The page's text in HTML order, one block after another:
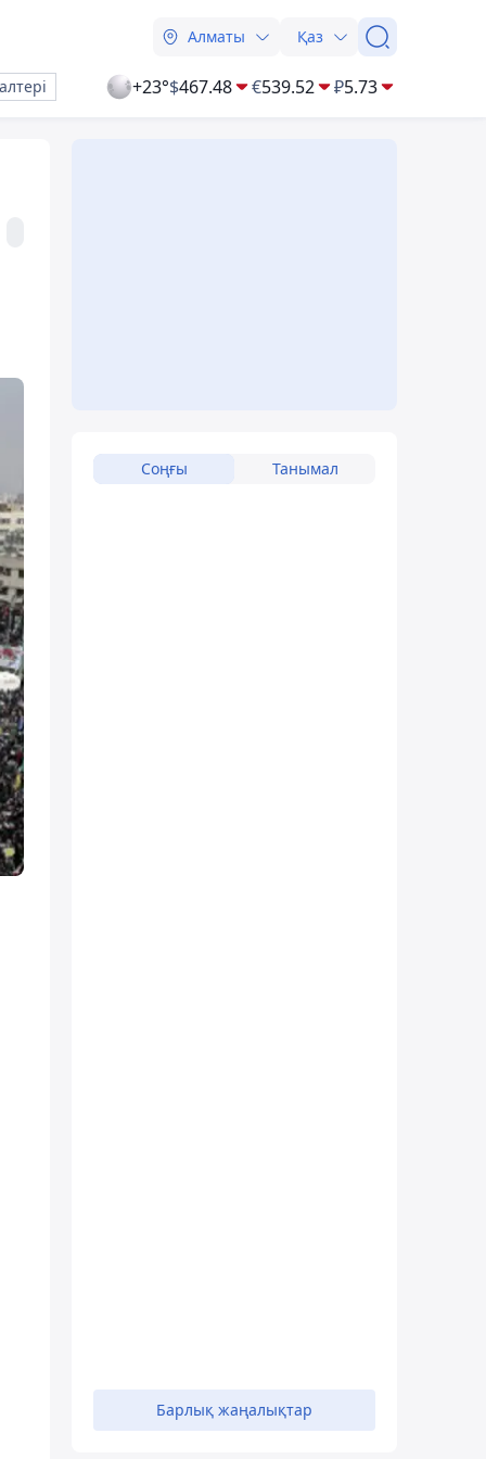
Алматы Қаз
+23°$467.48 €539.52 ₽5.73
Соңғы Танымал
Барлық жаңалықтар